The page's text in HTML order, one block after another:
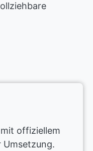
mit offiziellem
Umsetzung.